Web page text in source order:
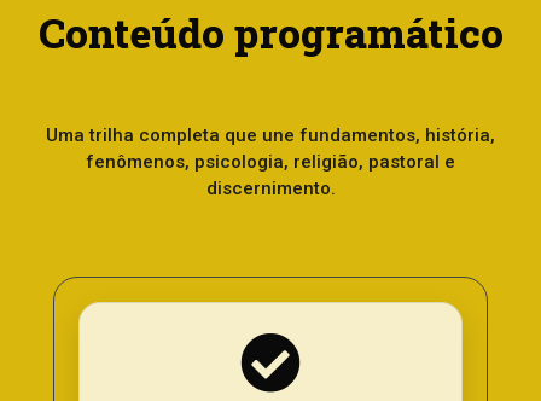
Conteúdo programático
Uma trilha completa que une fundamentos, história,
fenômenos, psicologia, religião, pastoral e
discernimento.